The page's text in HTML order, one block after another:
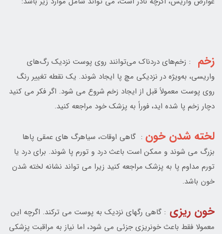
زخم
: زخم‌هاي دردناک مي‌توانند روي پوست نزديک رگ‌هاي
واريسي، به‌ويژه در نزديکي مچ پا ايجاد شوند. يک نقطه تغيير رنگ
روي پوست معمولاً قبل از ايجاد زخم شروع مي شود. اگر فکر مي کنيد
دچار زخم پا شده ايد، فوراً به پزشک خود مراجعه کنيد.
لخته شدن خون : گاهي اوقات، سياهرگ هاي عمقي پاها
بزرگ مي شوند و ممکن است باعث درد و تورم پا شوند. براي درد يا
تورم مداوم پا به پزشک مراجعه کنيد زيرا مي تواند نشانه لخته شدن
خون باشد.
خون ريزی : گاهي رگهاي نزديک به پوست مي ترکند. اگرچه اين
معمولا فقط باعث خونريزي جزئي مي شود، اما نياز به مراقبت پزشکي